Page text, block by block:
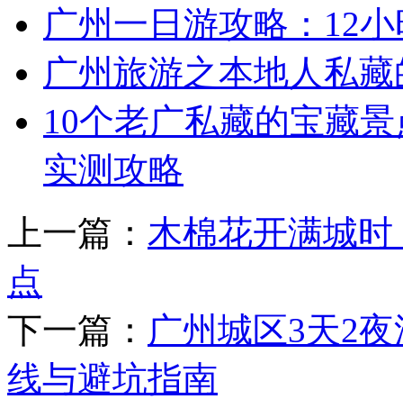
广州一日游攻略：12
广州旅游之本地人私
10个老广私藏的宝藏
实测攻略
上一篇： 木棉花开满城
点
下一篇： 广州城区3天2
线与避坑指南